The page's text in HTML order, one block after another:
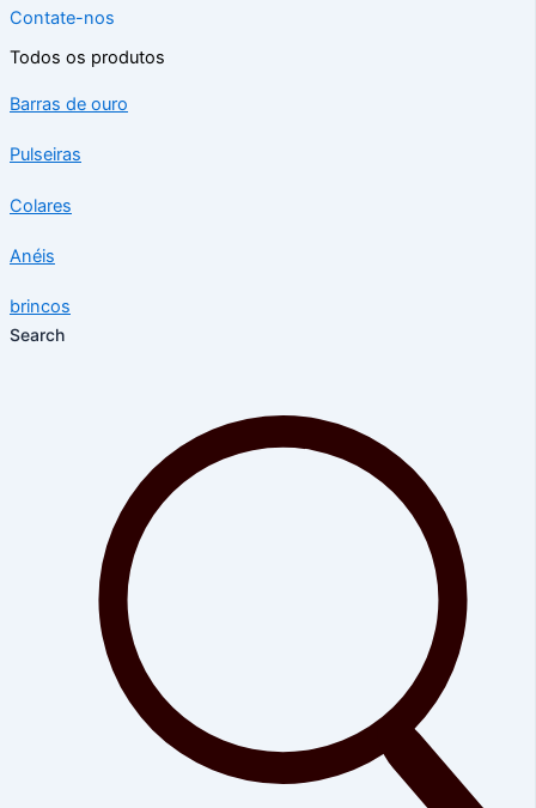
Contate-nos
Todos os produtos
Barras de ouro
Pulseiras
Colares
Anéis
brincos
Search